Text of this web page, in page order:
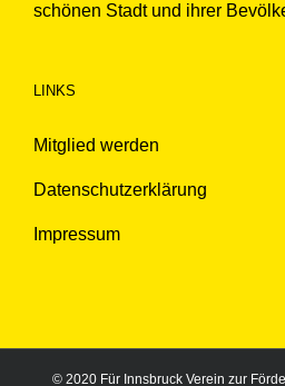
schönen Stadt und ihrer
LINKS
Mitglied werden
Datenschutzerklärung
Impressum
© 2020 Für Innsbruck Verein zur